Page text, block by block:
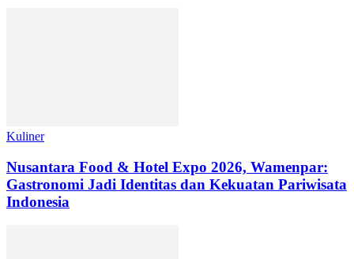
Kuliner
Nusantara Food & Hotel Expo 2026, Wamenpar:
Gastronomi Jadi Identitas dan Kekuatan Pariwisata
Indonesia